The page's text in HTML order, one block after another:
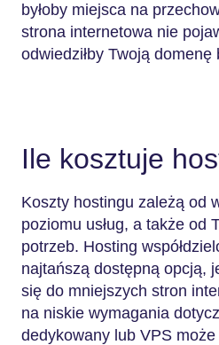
byłoby miejsca na
strona internetowa nie
odwiedziłby Twoją domenę
Ile kosztuje
Koszty hostingu zależą od
poziomu usług, a także od
potrzeb. Hosting
najtańszą dostępną opcją,
się do mniejszych stron
na niskie wymagania
dedykowany lub VPS